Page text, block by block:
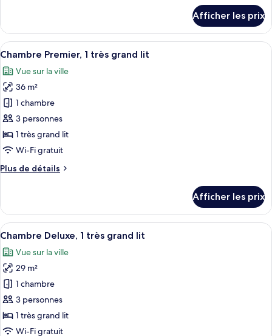
Chambre
Deluxe
Afficher les prix
Afficher
toutes
les
photos
pour
ce
type
de
chambre :
Chambre
très
grand
lit
Une chambre d’hôtel moderne
7
Chambre Premier, 1 très grand lit
Vue sur la ville
36 m²
1 chambre
3 personnes
1 très grand lit
Wi-Fi gratuit
Plus de détails
Plus
Chambre
Premier,
1
grand
lit
Afficher les prix
Afficher
toutes
les
photos
pour
ce
type
de
Une chambre d’hôtel avec un
8
Chambre Deluxe, 1 très grand lit
Vue sur la ville
29 m²
1 chambre
3 personnes
1 très grand lit
Wi-Fi gratuit